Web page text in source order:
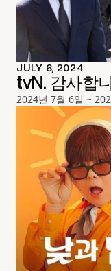
JULY 6, 2024
tvN. 감사합
2024년 7월 6일 ~